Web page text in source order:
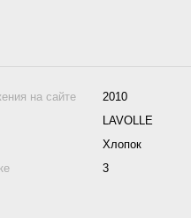
на сайте
2010
LAVOLLE
Хлопок
3